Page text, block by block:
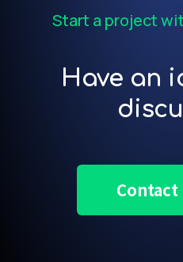
Start a project
Have an